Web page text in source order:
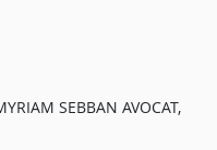
SEBBAN AVOCAT,